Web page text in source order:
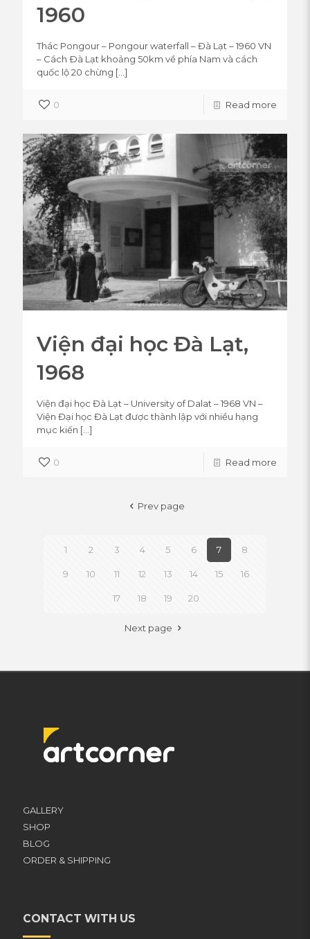
1960
Thác Pongour – Pongour waterfall – Đà Lạt – 1960 VN
– Cách Ðà Lạt khoảng 50km về phía Nam và cách
quốc lộ 20 chừng […]
0 Read more
Viện đại học Đà Lạt,
1968
Viện đại học Đà Lạt – University of Dalat – 1968 VN –
Viện Đại học Đà Lạt được thành lập với nhiều hạng
mục kiến […]
0 Read more
Prev page
1 2 3 4 5 6 7 8
9 10 11 12 13 14 15 16
17 18 19 20
Next page
GALLERY
SHOP
BLOG
ORDER & SHIPPING
CONTACT WITH US